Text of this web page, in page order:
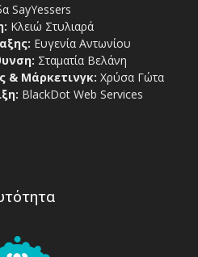
SayYessers
Κλειώ Στυλιαρά
Ευγενία Αντωνίου
Σταματία Βελάνη
& Μάρκετινγκ: Χρύσα Γώτα
BlackDot Web Services